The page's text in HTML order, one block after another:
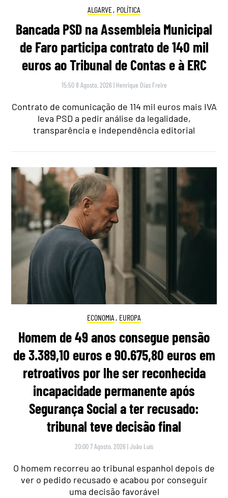
ALGARVE, POLÍTICA
Bancada PSD na Assembleia Municipal
de Faro participa contrato de 140 mil
euros ao Tribunal de Contas e à ERC
15:50 8 Agosto, 2026 | Henrique Dias Freire
Contrato de comunicação de 114 mil euros mais IVA
leva PSD a pedir análise da legalidade,
transparência e independência editorial
ECONOMIA , EUROPA
Homem de 49 anos consegue pensão
de 3.389,10 euros e 90.675,80 euros em
retroativos por lhe ser reconhecida
incapacidade permanente após
Segurança Social a ter recusado:
tribunal teve decisão final
20:00 7 Agosto, 2026 |João Luís
O homem recorreu ao tribunal espanhol depois de
ver o pedido recusado e acabou por conseguir
uma decisão favorável